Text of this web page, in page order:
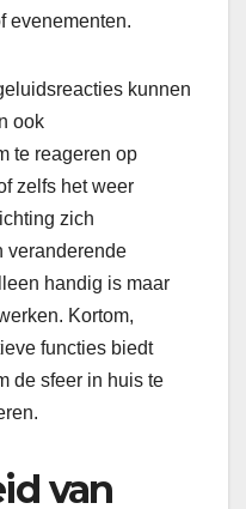
evenementen.
kunnen
ook
te reageren op
zelfs het weer
zich
veranderende
handig is maar
Kortom,
functies biedt
de sfeer in huis te
van